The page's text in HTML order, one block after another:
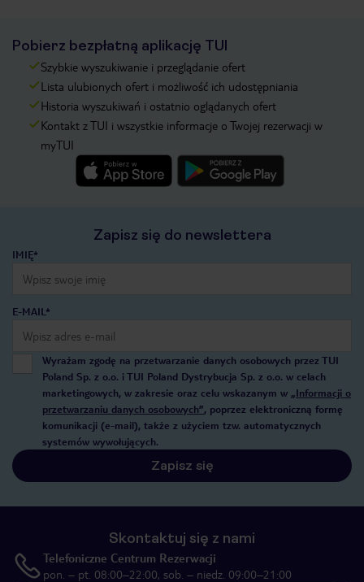
Pobierz bezpłatną aplikację TUI
Szybkie wyszukiwanie i przeglądanie ofert
Lista ulubionych ofert i możliwość ich udostępniania
Historia wyszukiwań i ostatnio oglądanych ofert
Kontakt z TUI i wszystkie informacje o Twojej rezerwacji w
myTUI
Zapisz się do newslettera
IMIĘ*
E-MAIL*
Wyrażam zgodę na przetwarzanie danych osobowych przez TUI
Poland Sp. z o.o. i TUI Poland Dystrybucja Sp. z o.o. w celach
marketingowych, w zakresie oraz celu wskazanym w „Informacji o
przetwarzaniu danych osobowych”, poprzez elektroniczną formę
komunikacji (e-mail), także z użyciem tzw. automatycznych
systemów wywołujących.
Zapisz się
Skontaktuj się z nami
Telefoniczne Centrum Rezerwacji
pon. – pt. 08:00–22:00, sob. – niedz. 09:00–21:00